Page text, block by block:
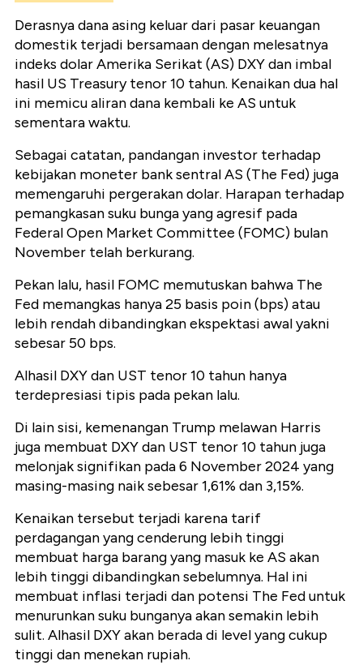
Derasnya dana asing keluar dari pasar keuangan
domestik terjadi bersamaan dengan melesatnya
indeks dolar Amerika Serikat (AS) DXY dan imbal
hasil US Treasury tenor 10 tahun. Kenaikan dua hal
ini memicu aliran dana kembali ke AS untuk
sementara waktu.
Sebagai catatan, pandangan investor terhadap
kebijakan moneter bank sentral AS (The Fed) juga
memengaruhi pergerakan dolar. Harapan terhadap
pemangkasan suku bunga yang agresif pada
Federal Open Market Committee (FOMC) bulan
November telah berkurang.
Pekan lalu, hasil FOMC memutuskan bahwa The
Fed memangkas hanya 25 basis poin (bps) atau
lebih rendah dibandingkan ekspektasi awal yakni
sebesar 50 bps.
Alhasil DXY dan UST tenor 10 tahun hanya
terdepresiasi tipis pada pekan lalu.
Di lain sisi, kemenangan Trump melawan Harris
juga membuat DXY dan UST tenor 10 tahun juga
melonjak signifikan pada 6 November 2024 yang
masing-masing naik sebesar 1,61% dan 3,15%.
Kenaikan tersebut terjadi karena tarif
perdagangan yang cenderung lebih tinggi
membuat harga barang yang masuk ke AS akan
lebih tinggi dibandingkan sebelumnya. Hal ini
membuat inflasi terjadi dan potensi The Fed untuk
menurunkan suku bunganya akan semakin lebih
sulit. Alhasil DXY akan berada di level yang cukup
tinggi dan menekan rupiah.